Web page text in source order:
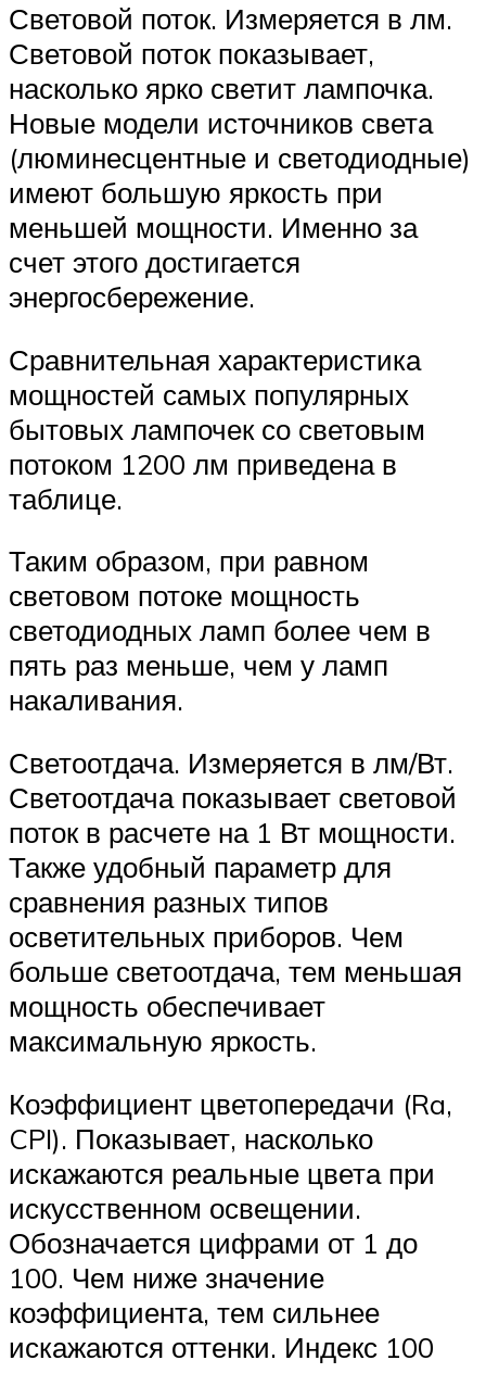
Световой поток. Измеряется в лм.
Световой поток показывает,
насколько ярко светит лампочка.
Новые модели источников света
(люминесцентные и светодиодные)
имеют большую яркость при
меньшей мощности. Именно за
счет этого достигается
энергосбережение.
Сравнительная характеристика
мощностей самых популярных
бытовых лампочек со световым
потоком 1200 лм приведена в
таблице.
Таким образом, при равном
световом потоке мощность
светодиодных ламп более чем в
пять раз меньше, чем у ламп
накаливания.
Светоотдача. Измеряется в лм/Вт.
Светоотдача показывает световой
поток в расчете на 1 Вт мощности.
Также удобный параметр для
сравнения разных типов
осветительных приборов. Чем
больше светоотдача, тем меньшая
мощность обеспечивает
максимальную яркость.
Коэффициент цветопередачи (Ra,
CPI). Показывает, насколько
искажаются реальные цвета при
искусственном освещении.
Обозначается цифрами от 1 до
100. Чем ниже значение
коэффициента, тем сильнее
искажаются оттенки. Индекс 100